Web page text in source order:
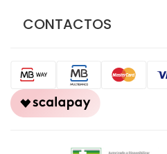
CONTACTOS